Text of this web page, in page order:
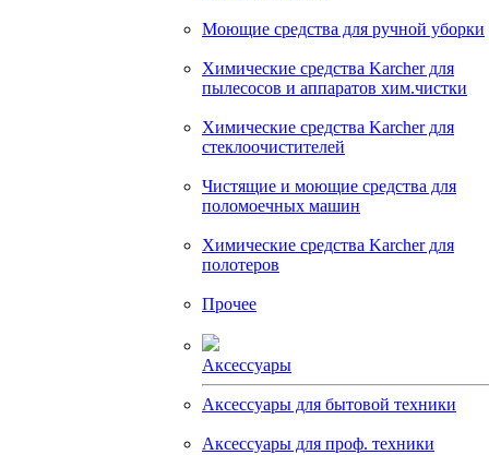
Моющие средства для ручной уборки
Химические средства Karcher для
пылесосов и аппаратов хим.чистки
Химические средства Karcher для
стеклоочистителей
Чистящие и моющие средства для
поломоечных машин
Химические средства Karcher для
полотеров
Прочее
Аксессуары
Аксессуары для бытовой техники
Аксессуары для проф. техники